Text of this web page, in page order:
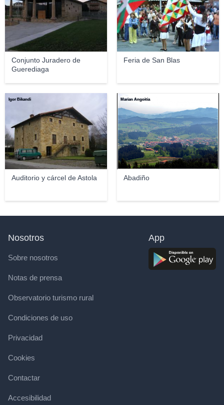
Conjunto Juradero de
Guerediaga
Feria de San Blas
Auditorio y cárcel de Astola
Igor Bikandi
Abadiño
Marian Angoitia
Nosotros
Sobre nosotros
Notas de prensa
Observatorio turismo rural
Condiciones de uso
Privacidad
Cookies
Contactar
Accesibilidad
App